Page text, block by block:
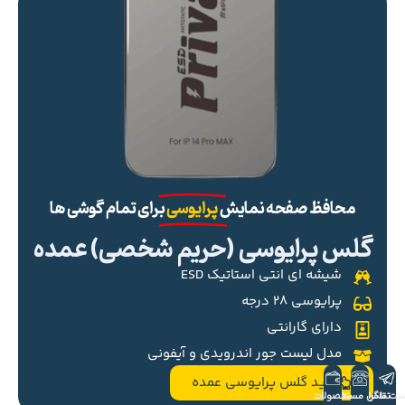
محافظ صفحه نمایشپرایوسیبرای تمام گوشی ها
گلس پرایوسی (حریم شخصی) عمده
شیشه ای انتی استاتیک ESD
پرایوسی ۲۸ درجه
دارای گارانتی
مدل لیست جور اندرویدی و آیفونی
خرید گلس پرایوسی عمده
تلگرام
تماس مستقیم
محصولات